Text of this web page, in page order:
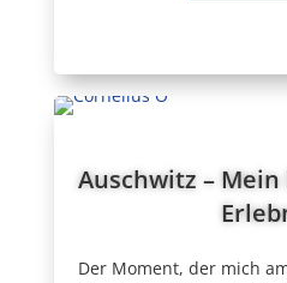
Auschwitz –
Der Moment, der mich